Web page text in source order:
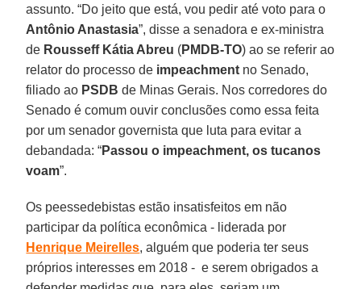
assunto. “Do jeito que está, vou pedir até voto para o
Antônio Anastasia”, disse a senadora e ex-ministra
de Rousseff Kátia Abreu (PMDB-TO) ao se referir ao
relator do processo de impeachment no Senado,
filiado ao PSDB de Minas Gerais. Nos corredores do
Senado é comum ouvir conclusões como essa feita
por um senador governista que luta para evitar a
debandada: “Passou o impeachment, os tucanos
voam”.
Os peessedebistas estão insatisfeitos em não
participar da política econômica - liderada por
Henrique Meirelles, alguém que poderia ter seus
próprios interesses em 2018 - e serem obrigados a